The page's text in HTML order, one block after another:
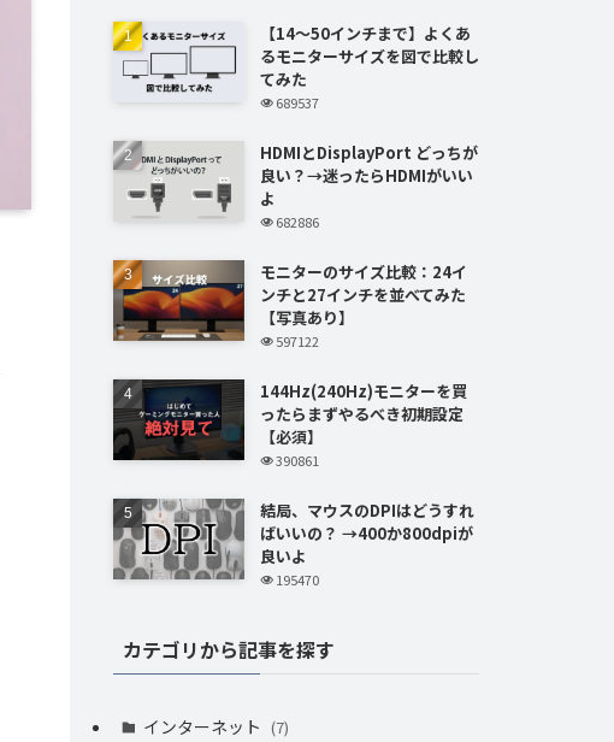
【14～50インチまで】よくあ
るモニターサイズを図で比較し
てみた
689537
HDMIとDisplayPort どっちが
良い？→迷ったらHDMIがいい
よ
682886
モニターのサイズ比較：24イ
ンチと27インチを並べてみた
【写真あり】
597122
144Hz(240Hz)モニターを買
ったらまずやるべき初期設定
【必須】
390861
結局、マウスのDPIはどうすれ
ばいいの？ →400か800dpiが
良いよ
195470
カテゴリから記事を探す
インターネット (7)